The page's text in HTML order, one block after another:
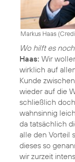
Markus Haas (
Wo hilft es
Haas: Wir
wirklich auf
Kunde
wieder auf die
schließlich
wahnsinnig
da tatsächlich
alle den Vorteil
dieses so
wir zurzeit